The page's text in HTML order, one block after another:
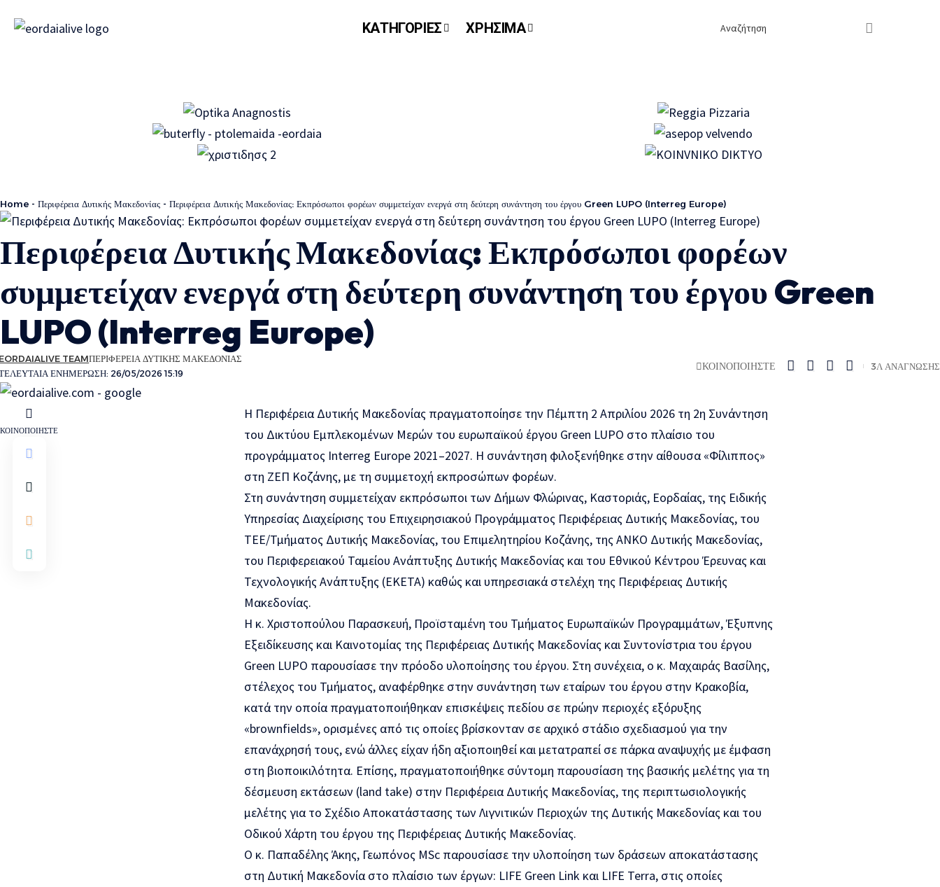
ΚΑΤΗΓΟΡΙΕΣ ΧΡΗΣΙΜΑ
Home - Περιφέρεια Δυτικής Μακεδονίας - Περιφέρεια Δυτικής Μακεδονίας: Εκπρόσωποι φορέων συμμετείχαν ενεργά στη δεύτερη συνάντηση του έργου Green LUPO (Interreg Europe)
Περιφέρεια Δυτικής Μακεδονίας: Εκπρόσωποι φορέων
συμμετείχαν ενεργά στη δεύτερη συνάντηση του έργου Green
LUPO (Interreg Europe)
ΕΝΗΜΕΡΩΣΗ: 26/05/2026 15:19
TEAMΠΕΡΙΦΕΡΕΙΑ ΔΥΤΙΚΗΣ ΜΑΚΕΔΟΝΙΑΣ
ΚΟΙΝΟΠΟΙΗΣΤΕ 3Λ ΑΝΑΓΝΩΣΗΣ
ΚΟΙΝΟΠΟΙΗΣΤΕ
Η Περιφέρεια Δυτικής Μακεδονίας πραγματοποίησε την Πέμπτη 2 Απριλίου 2026 τη 2η Συνάντηση
του Δικτύου Εμπλεκομένων Μερών του ευρωπαϊκού έργου Green LUPO στο πλαίσιο του
προγράμματος Interreg Europe 2021–2027. Η συνάντηση φιλοξενήθηκε στην αίθουσα «Φίλιππος»
στη ΖΕΠ Κοζάνης, με τη συμμετοχή εκπροσώπων φορέων.
Στη συνάντηση συμμετείχαν εκπρόσωποι των Δήμων Φλώρινας, Καστοριάς, Εορδαίας, της Ειδικής
Υπηρεσίας Διαχείρισης του Επιχειρησιακού Προγράμματος Περιφέρειας Δυτικής Μακεδονίας, του
ΤΕΕ/Τμήματος Δυτικής Μακεδονίας, του Επιμελητηρίου Κοζάνης, της ΑΝΚΟ Δυτικής Μακεδονίας,
του Περιφερειακού Ταμείου Ανάπτυξης Δυτικής Μακεδονίας και του Εθνικού Κέντρου Έρευνας και
Τεχνολογικής Ανάπτυξης (ΕΚΕΤΑ) καθώς και υπηρεσιακά στελέχη της Περιφέρειας Δυτικής
Μακεδονίας.
Η κ. Χριστοπούλου Παρασκευή, Προϊσταμένη του Τμήματος Ευρωπαϊκών Προγραμμάτων, Έξυπνης
Εξειδίκευσης και Καινοτομίας της Περιφέρειας Δυτικής Μακεδονίας και Συντονίστρια του έργου
Green LUPO παρουσίασε την πρόοδο υλοποίησης του έργου. Στη συνέχεια, ο κ. Μαχαιράς Βασίλης,
στέλεχος του Τμήματος, αναφέρθηκε στην συνάντηση των εταίρων του έργου στην Κρακοβία,
κατά την οποία πραγματοποιήθηκαν επισκέψεις πεδίου σε πρώην περιοχές εξόρυξης
«brownfields», ορισμένες από τις οποίες βρίσκονταν σε αρχικό στάδιο σχεδιασμού για την
επανάχρησή τους, ενώ άλλες είχαν ήδη αξιοποιηθεί και μετατραπεί σε πάρκα αναψυχής με έμφαση
στη βιοποικιλότητα. Επίσης, πραγματοποιήθηκε σύντομη παρουσίαση της βασικής μελέτης για τη
δέσμευση εκτάσεων (land take) στην Περιφέρεια Δυτικής Μακεδονίας, της περιπτωσιολογικής
μελέτης για το Σχέδιο Αποκατάστασης των Λιγνιτικών Περιοχών της Δυτικής Μακεδονίας και του
Οδικού Χάρτη του έργου της Περιφέρειας Δυτικής Μακεδονίας.
Ο κ. Παπαδέλης Άκης, Γεωπόνος MSc παρουσίασε την υλοποίηση των δράσεων αποκατάστασης
στη Δυτική Μακεδονία στο πλαίσιο των έργων: LIFE Green Link και LIFE Terra, στις οποίες